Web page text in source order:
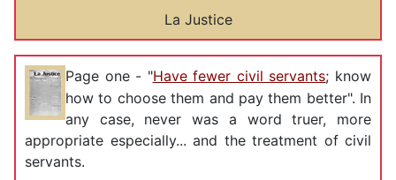
La Justice
Page one - "Have fewer civil servants; know
how to choose them and pay them better". In
any case, never was a word truer, more
appropriate especially... and the treatment of civil
servants.